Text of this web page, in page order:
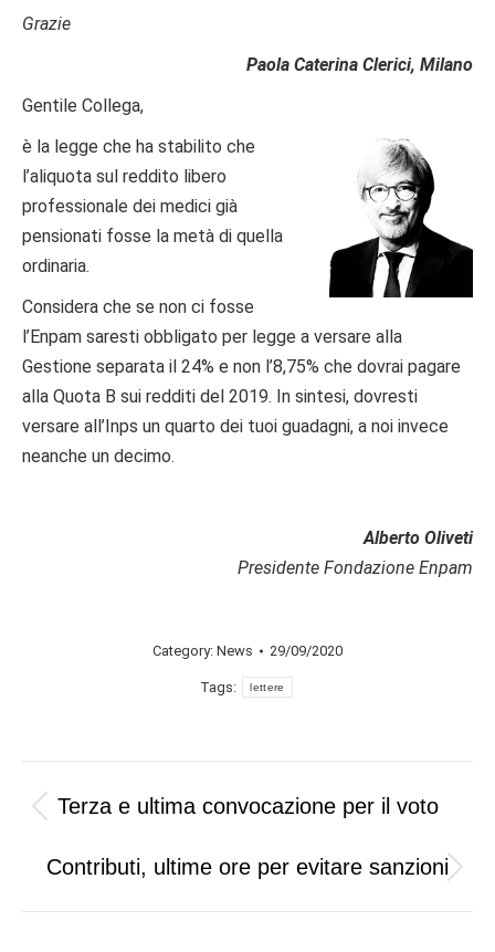
Grazie
Paola Caterina Clerici, Milano
Gentile Collega,
è la legge che ha stabilito che
l’aliquota sul reddito libero
professionale dei medici già
pensionati fosse la metà di quella
ordinaria.
Considera che se non ci fosse
l’Enpam saresti obbligato per legge a versare alla
Gestione separata il 24% e non l’8,75% che dovrai pagare
alla Quota B sui redditi del 2019. In sintesi, dovresti
versare all’Inps un quarto dei tuoi guadagni, a noi invece
neanche un decimo.
Alberto Oliveti
Presidente Fondazione Enpam
Category: News 29/09/2020
Tags: lettere
Post
navigation
Previous
Terza e ultima convocazione per il voto
Next
post:
Contributi, ultime ore per evitare sanzioni